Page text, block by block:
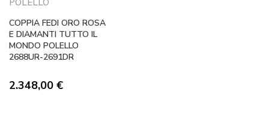
COPPIA FEDI ORO ROSA
E DIAMANTI TUTTO IL
MONDO POLELLO
2688UR-2691DR
2.348,00 €